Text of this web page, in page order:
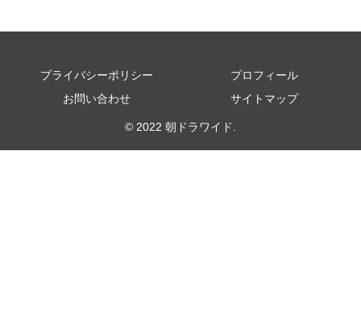
プライバシーポリシー
プロフィール
お問い合わせ
サイトマップ
© 2022 朝ドラワイド.